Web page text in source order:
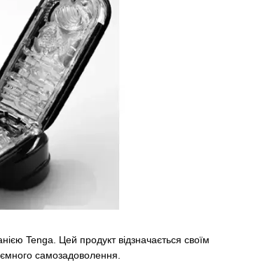
Tenga. Цей продукт відзначається своїм
самозадоволення.